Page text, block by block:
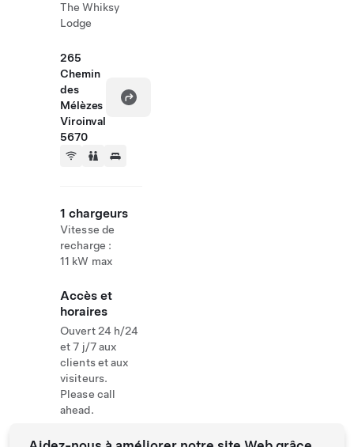
The Whiksy
Lodge
265
Chemin
des
Mélèzes
Viroinval
5670
1 chargeurs
Vitesse de
recharge :
11 kW max
Accès et
horaires
Ouvert 24 h/24
et 7 j/7 aux
clients et aux
visiteurs.
Please call
ahead.